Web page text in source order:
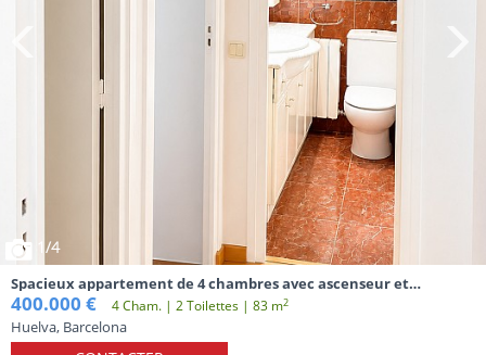
1 /4
Spacieux appartement de 4 chambres avec ascenseur et
emplacement privilégié
400.000 € 4 Cham. | 2 Toilettes | 83 m2
Huelva, Barcelona